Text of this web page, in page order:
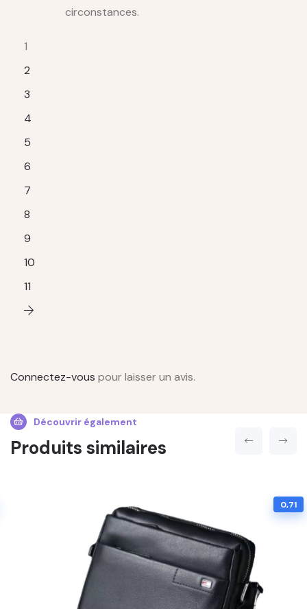
circonstances.
1
2
3
4
5
6
7
8
9
10
11
Connectez-vous pour laisser un avis.
Découvrir également
Produits similaires
0,71